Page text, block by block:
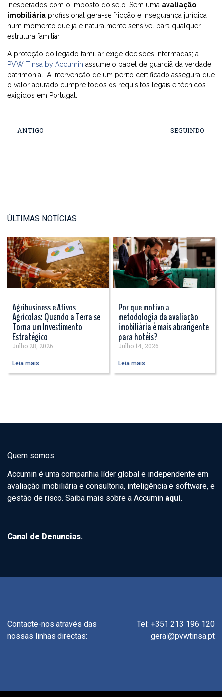
inesperados com o imposto do selo. Sem uma avaliação
imobiliária profissional gera-se fricção e insegurança jurídica
num momento que já é naturalmente sensível para qualquer
estrutura familiar.
A proteção do legado familiar exige decisões informadas; a
PVW Tinsa by Accumin assume o papel de guardiã da verdade
patrimonial. A intervenção de um perito certificado assegura que
o valor apurado cumpre todos os requisitos legais e técnicos
exigidos em Portugal.
ANTIGO SEGUINDO
ÚLTIMAS NOTÍCIAS
Agribusiness e Ativos
Agrícolas: Quando a Terra se
Torna um Investimento
Estratégico
Julho 28, 2026
Leia mais
Por que motivo a
metodologia da avaliação
imobiliária é mais abrangente
para hotéis?
Julho 14, 2026
Leia mais
Quem somos
Accumin é uma companhia líder global e independente em
avaliação imobiliária e consultoria, inteligência e software, e
gestão de risco. Saiba mais sobre a Accumin aqui.
Canal de Denuncias.
Contacte-nos através das
nossas linhas directas:
Tel: +351 213 196 120
geral@pvwtinsa.pt